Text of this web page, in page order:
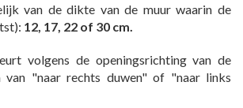
van de dikte van de muur waarin de
12, 17, 22 of 30 cm.
volgens de openingsrichting van de
van "naar rechts duwen" of "naar links